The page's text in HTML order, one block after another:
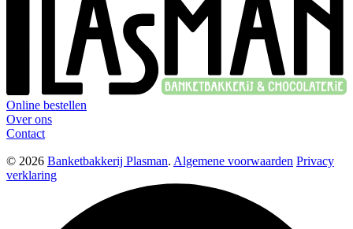
Online bestellen
Over ons
Contact
© 2026 Banketbakkerij Plasman. Algemene voorwaarden Privacy
verklaring